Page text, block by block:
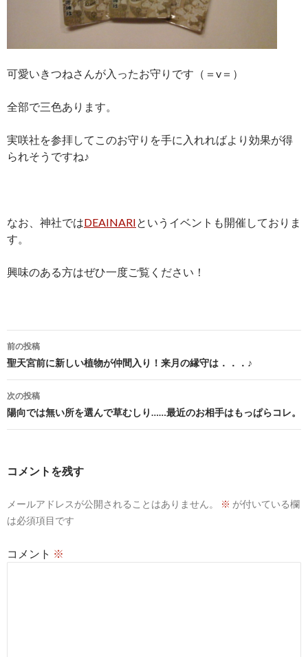
可愛いきつねさんが入ったお守りです（＝v＝）
全部で三色あります。
実咲社を参拝してこのお守りを手に入れればより効果が得
られそうですね♪
なお、神社ではDEAINARIというイベントも開催しておりま
す。
興味のある方はぜひ一度ご覧ください！
投
稿
ナ
ビ
ゲ
ョ
前の投稿
聖天宮前に新しい植物が仲間入り！来月の縁守は．．．♪
次の投稿
陽向では無い所を選んで草むしり……最近のお相手はもっぱらコレ。
コメントを残す
メールアドレスが公開されることはありません。 ※ が付いている欄
は必須項目です
コメント ※